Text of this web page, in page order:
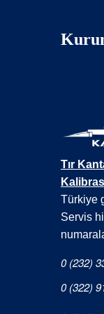
Tır
Türkiye
Servis
0 (232)
0 (322)